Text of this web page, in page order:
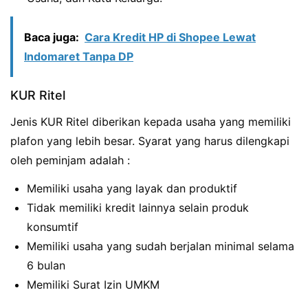
Baca juga: Cara Kredit HP di Shopee Lewat
Indomaret Tanpa DP
KUR Ritel
Jenis KUR Ritel diberikan kepada usaha yang memiliki
plafon yang lebih besar. Syarat yang harus dilengkapi
oleh peminjam adalah :
Memiliki usaha yang layak dan produktif
Tidak memiliki kredit lainnya selain produk
konsumtif
Memiliki usaha yang sudah berjalan minimal selama
6 bulan
Memiliki Surat Izin UMKM